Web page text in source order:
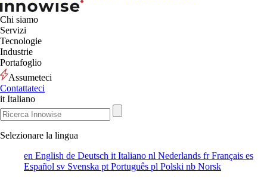
Chi siamo
Servizi
Tecnologie
Industrie
Portafoglio
Assumeteci
Contattateci
it Italiano
Selezionare la lingua
en English de Deutsch it Italiano nl Nederlands frFrançais es
Español sv Svenska pt Português pl Polski nb Norsk